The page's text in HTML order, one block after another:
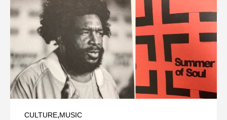
CULTURE,MUSIC